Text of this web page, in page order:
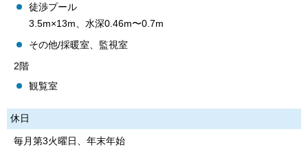
徒渉プール
3.5m×13m、水深0.46m〜0.7m
その他/採暖室、監視室
2階
観覧室
休日
毎月第3火曜日、年末年始